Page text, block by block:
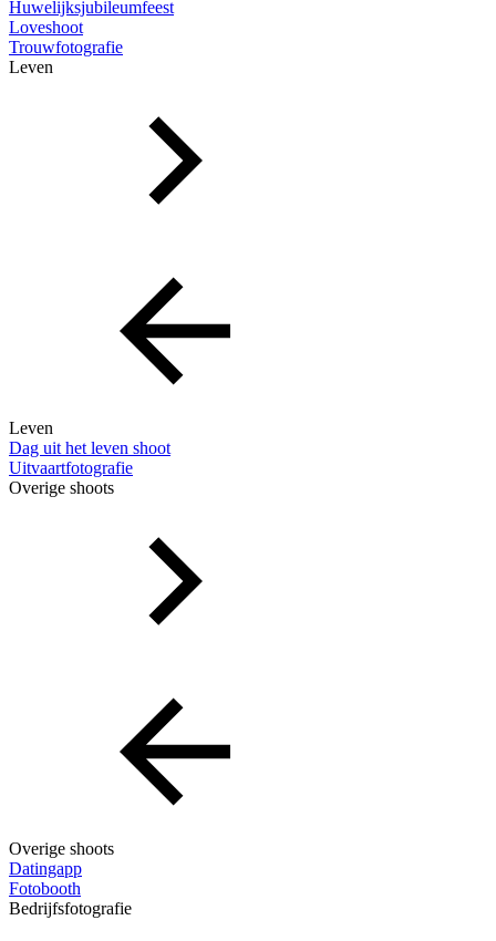
Huwelijksjubileumfeest
Loveshoot
Trouwfotografie
Leven
Leven
Dag uit het leven shoot
Uitvaartfotografie
Overige shoots
Overige shoots
Datingapp
Fotobooth
Bedrijfsfotografie